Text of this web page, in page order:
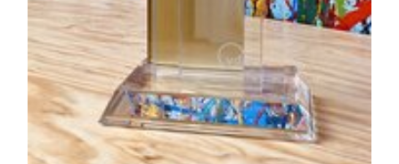
curator.io
Zweck:
Wir betten unsere Social
Dienstleistung von
werden
aufgebaut.